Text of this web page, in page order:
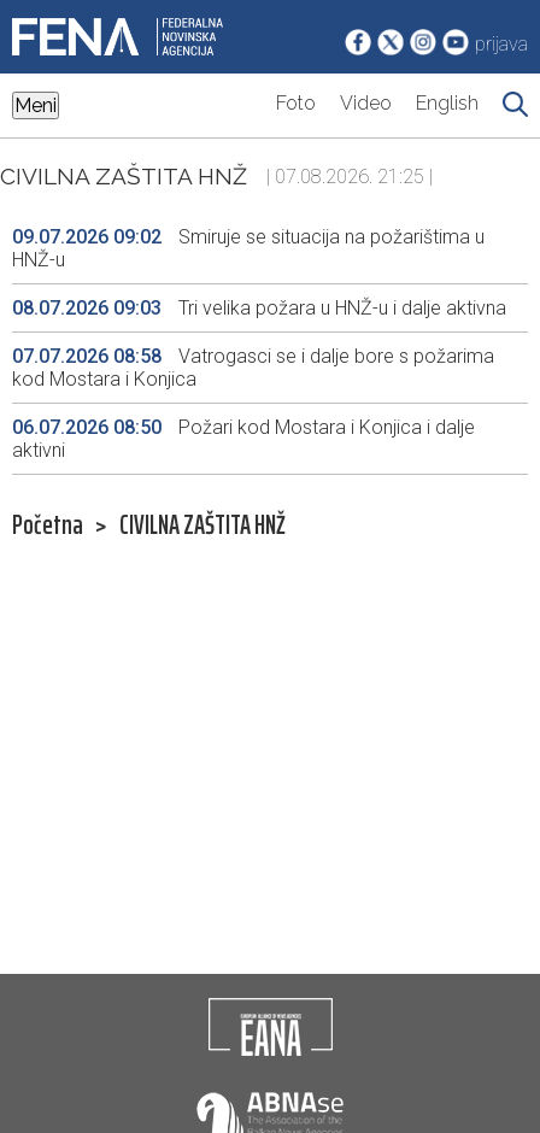
prijava
Meni Foto Video English
CIVILNA ZAŠTITA HNŽ | 07.08.2026. 21:25 |
09.07.2026 09:02
Smiruje se situacija na požarištima u
HNŽ-u
08.07.2026 09:03 Tri velika požara u HNŽ-u i dalje aktivna
07.07.2026 08:58
Vatrogasci se i dalje bore s požarima
kod Mostara i Konjica
06.07.2026 08:50
Požari kod Mostara i Konjica i dalje
aktivni
Početna > CIVILNA ZAŠTITA HNŽ